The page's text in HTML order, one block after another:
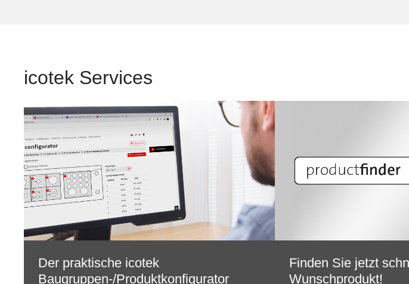
icotek Services
Der praktische icotek
Baugruppen-/Produktkonfigurator
Finden Sie jetzt
Wunschprodukt!